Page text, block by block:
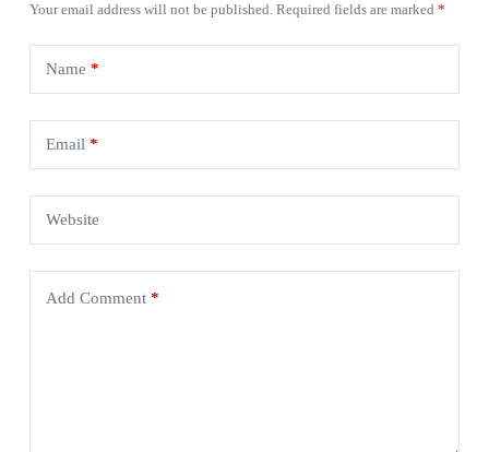
Your email address will not be published. Required fields are marked *
Name *
Email*
Website
Add Comment*